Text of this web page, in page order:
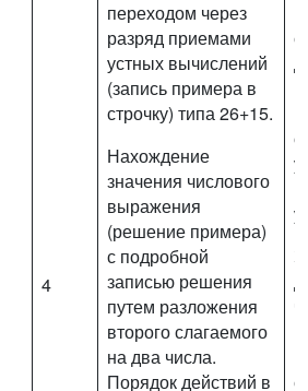
4
переходом через
разряд приемами
устных вычислений
(запись примера в
строчку) типа 26+15.
Нахождение
значения числового
выражения
(решение примера)
с подробной
записью решения
путем разложения
второго слагаемого
на два числа.
Порядок действий в